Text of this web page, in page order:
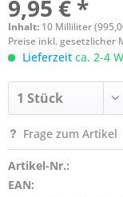
9,95 € *
Inhalt: 10 Milliliter
Preise inkl. gesetzlicher
Lieferzeit ca. 2-4
Frage zum Artikel
Artikel-Nr.:
EAN: